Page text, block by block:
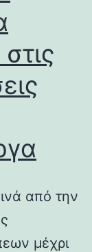
από την
μέχρι